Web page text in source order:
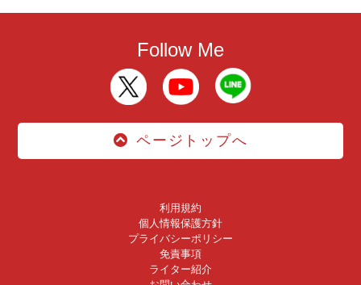
Follow Me
ページトップへ
利用規約
個人情報保護方針
プライバシーポリシー
免責事項
ライター紹介